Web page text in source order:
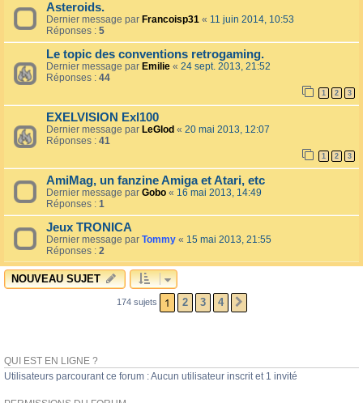
Asteroids.
Dernier message par Francoisp31 « 11 juin 2014, 10:53
Réponses : 5
Le topic des conventions retrogaming.
Dernier message par Emilie « 24 sept. 2013, 21:52
Réponses : 44
1 2 3
EXELVISION Exl100
Dernier message par LeGlod « 20 mai 2013, 12:07
Réponses : 41
1 2 3
AmiMag, un fanzine Amiga et Atari, etc
Dernier message par Gobo « 16 mai 2013, 14:49
Réponses : 1
Jeux TRONICA
Dernier message par Tommy « 15 mai 2013, 21:55
Réponses : 2
NOUVEAU SUJET
174 sujets 1 2 3 4
QUI EST EN LIGNE ?
Utilisateurs parcourant ce forum : Aucun utilisateur inscrit et 1 invité